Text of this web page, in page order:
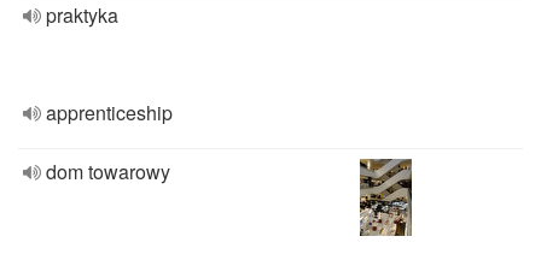
praktyka
apprenticeship
dom towarowy